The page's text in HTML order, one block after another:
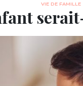
VIE DE FAMILLE